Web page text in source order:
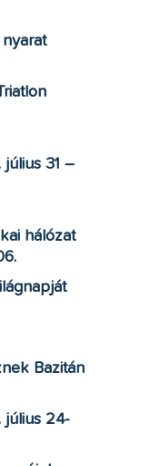
31 –
hálózat
Bazitán
július 24-